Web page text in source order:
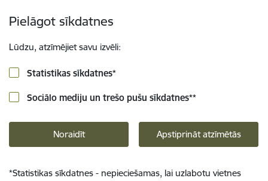
Pielāgot sīkdatnes
Lūdzu, atzīmējiet savu izvēli:
Statistikas sīkdatnes*
Sociālo mediju un trešo pušu sīkdatnes**
Noraidīt Apstiprināt atzīmētās
*Statistikas sīkdatnes - nepieciešamas, lai uzlabotu vietnes